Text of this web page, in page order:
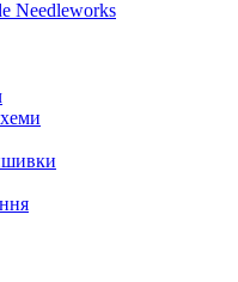
Needleworks